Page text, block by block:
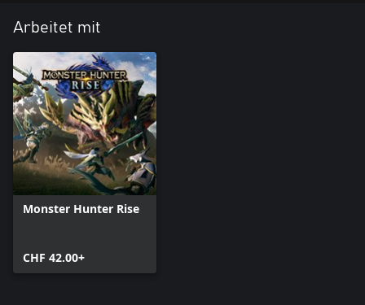
Arbeitet mit
Monster Hunter Rise
CHF 42.00+